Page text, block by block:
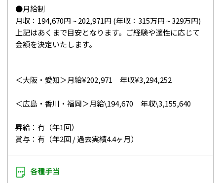
●月給制
月収：194,670円 ~ 202,971円 (年収：315万円 ~ 329万円)
上記はあくまで目安となります。ご経験や適性に応じて
金額を決定いたします。
＜大阪・愛知＞月給¥202,971 年収¥3,294,252
＜広島・香川・福岡＞月給\194,670 年収\3,155,640
昇給：有（年1回）
賞与：有（年2回 / 過去実績4.4ヶ月）
各種手当